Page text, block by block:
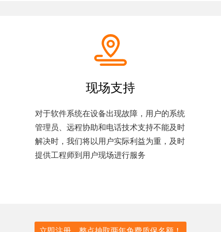
现场支持
对于软件系统在设备出现故障，用户的系统
管理员、远程协助和电话技术支持不能及时
解决时，我们将以用户实际利益为重，及时
提供工程师到用户现场进行服务